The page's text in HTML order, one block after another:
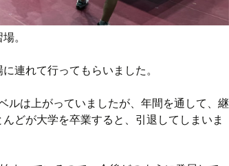
。
連れて行ってもらいました。
ルは上がっていましたが、年間を通して、継
どが大学を卒業すると、引退してしまいま